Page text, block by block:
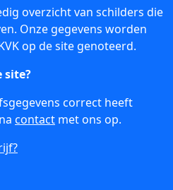
overzicht van schilders die
Onze gegevens worden
op de site genoteerd.
site?
correct heeft
contact met ons op.